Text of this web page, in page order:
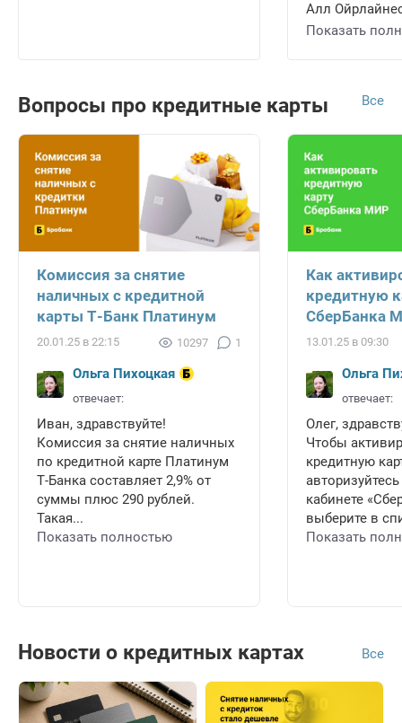
Алл
Показать
Вопросы про кредитные карты Все
Комиссия за снятие
наличных с кредитной
карты Т-Банк Платинум
20.01.25 в 22:15 10297 1
Ольга Пихоцкая
отвечает:
Иван, здравствуйте!
Комиссия за снятие наличных
по кредитной карте Платинум
Т-Банка составляет 2,9% от
суммы плюс 290 рублей.
Такая...
Показать полностью
Как
кредитную
СберБанка
13.01.25 в 09:30
Ольга
отвечает:
Олег,
Чтобы
кредитную
кабинете
выберите в
Показать
Новости о кредитных картах Все